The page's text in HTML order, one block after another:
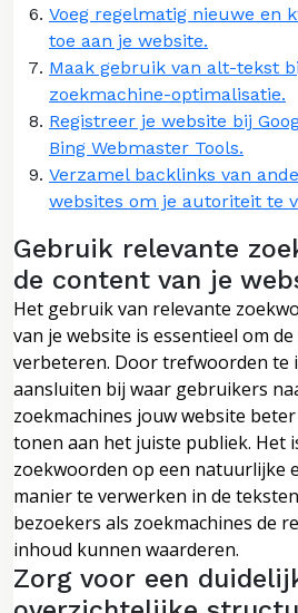
Voeg regelmatig nieuwe en
toe aan je website.
Maak gebruik van alt-tekst
zoekmachine-optimalisatie.
Registreer je website bij
Bing Webmaster Tools.
Verzamel backlinks van
websites om je autoriteit te
Gebruik relevante
de content van je
Het gebruik van relevante
van je website is essentieel om
verbeteren. Door trefwoorden te
aansluiten bij waar gebruikers
zoekmachines jouw website
tonen aan het juiste publiek. Het
zoekwoorden op een natuurlijke
manier te verwerken in de
bezoekers als zoekmachines de
inhoud kunnen waarderen.
Zorg voor een